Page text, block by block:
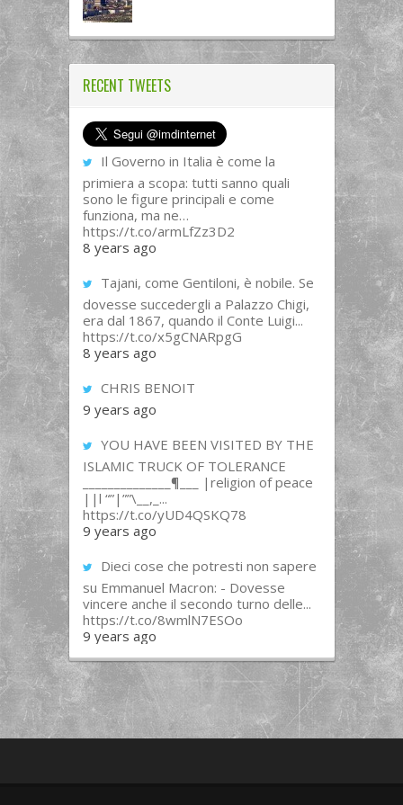
RECENT TWEETS
Il Governo in Italia è come la
primiera a scopa: tutti sanno quali
sono le figure principali e come
funziona, ma ne…
https://t.co/armLfZz3D2
8 years ago
Tajani, come Gentiloni, è nobile. Se
dovesse succedergli a Palazzo Chigi,
era dal 1867, quando il Conte Luigi...
https://t.co/x5gCNARpgG
8 years ago
CHRIS BENOIT
9 years ago
YOU HAVE BEEN VISITED BY THE
ISLAMIC TRUCK OF TOLERANCE
______________¶___ |religion of peace
||l “”|””\__,_...
https://t.co/yUD4QSKQ78
9 years ago
Dieci cose che potresti non sapere
su Emmanuel Macron: - Dovesse
vincere anche il secondo turno delle...
https://t.co/8wmlN7ESOo
9 years ago